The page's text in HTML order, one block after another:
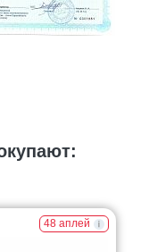
48 аплей